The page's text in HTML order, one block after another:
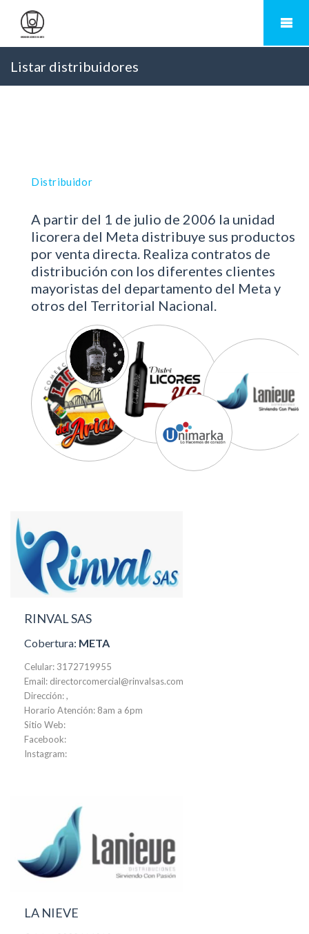
Listar distribuidores
Distribuidor
A partir del 1 de julio de 2006 la unidad
licorera del Meta distribuye sus productos
por venta directa. Realiza contratos de
distribución con los diferentes clientes
mayoristas del departamento del Meta y
otros del Territorial Nacional.
RINVAL SAS
Cobertura: META
Celular: 3172719955
Email: directorcomercial@rinvalsas.com
Dirección: ,
Horario Atención: 8am a 6pm
Sitio Web:
Facebook:
Instagram:
LA NIEVE